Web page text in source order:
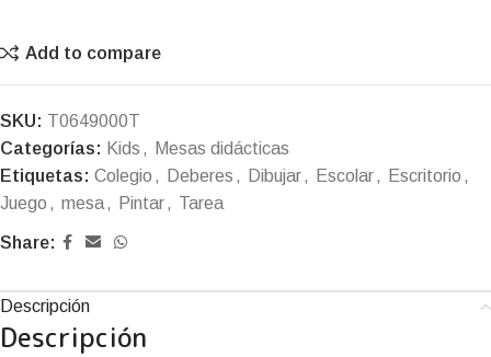
Add to compare
SKU: T0649000T
Categorías: Kids ,
Mesas didácticas
Etiquetas: Colegio , Deberes , Dibujar, Escolar, Escritorio ,
Juego , mesa, Pintar, Tarea
Share:
Descripción
Descripción